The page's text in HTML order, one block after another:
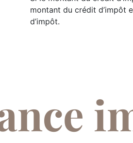
montant du crédit d’impôt
d’impôt.